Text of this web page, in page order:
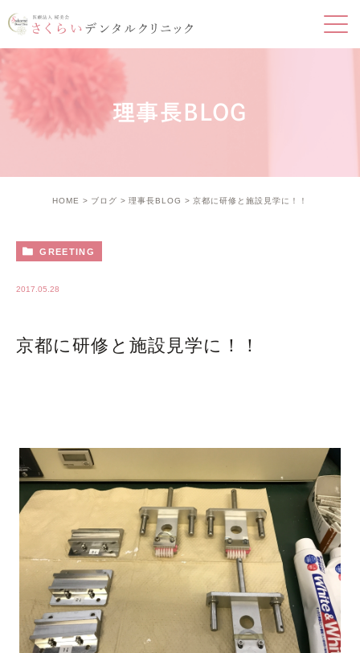
理事長BLOG
HOME ブログ 理事長BLOG 京都に研修と施設見学に！！
GREETING
2017.05.28
京都に研修と施設見学に！！